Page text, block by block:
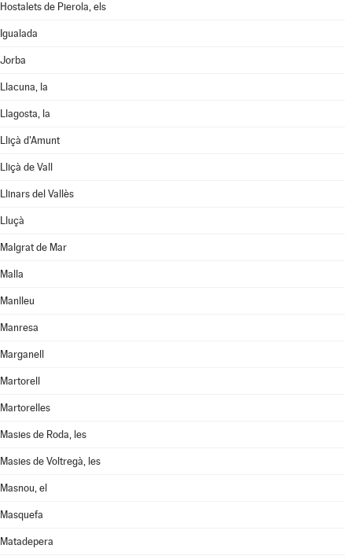
Hostalets de Pierola, els
Igualada
Jorba
Llacuna, la
Llagosta, la
Lliçà d'Amunt
Lliçà de Vall
Llinars del Vallès
Lluçà
Malgrat de Mar
Malla
Manlleu
Manresa
Marganell
Martorell
Martorelles
Masies de Roda, les
Masies de Voltregà, les
Masnou, el
Masquefa
Matadepera